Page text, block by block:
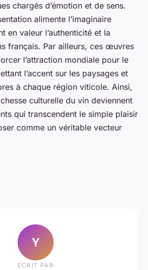
chargés d’émotion et de sens.
alimente l’imaginaire
en valeur l’authenticité et la
français. Par ailleurs, ces œuvres
l’attraction mondiale pour le
l’accent sur les paysages et
à chaque région viticole. Ainsi,
culturelle du vin deviennent
qui transcendent le simple plaisir
comme un véritable vecteur
Y
ECRIT PAR